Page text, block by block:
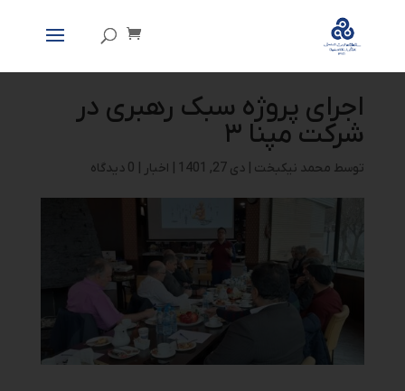
اجرای پروژه سبک رهبری در
شرکت مپنا ۳
توسط محمد نیکبخت دی 27, 1401 اخبار 0 دیدگاه